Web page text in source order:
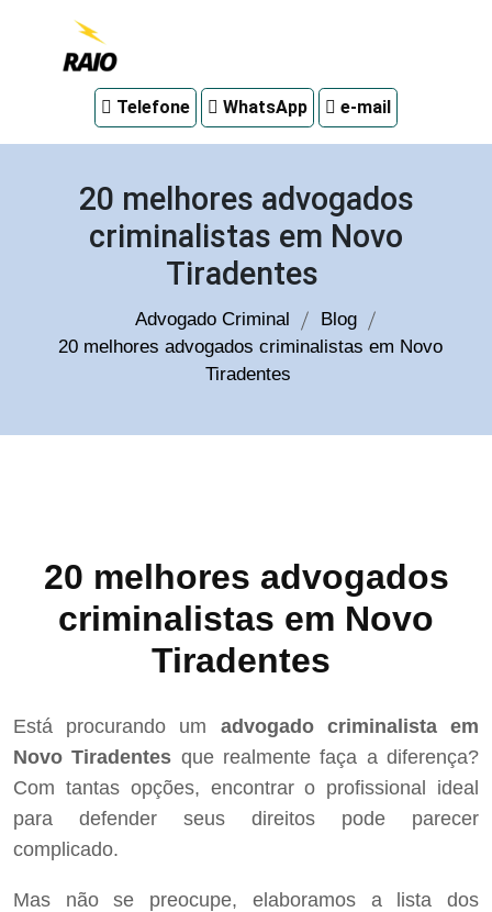
em
Telefone WhatsApp e-mail
20 melhores advogados
criminalistas em Novo
Tiradentes
Advogado Criminal
Blog
20 melhores advogados criminalistas em Novo
Tiradentes
20 melhores advogados
criminalistas em Novo
Tiradentes
Está procurando um advogado criminalista em
Novo Tiradentes que realmente faça a diferença?
Com tantas opções, encontrar o profissional ideal
para defender seus direitos pode parecer
complicado.
Mas não se preocupe, elaboramos a lista dos